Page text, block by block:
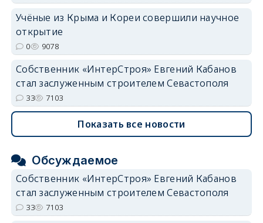
Учёные из Крыма и Кореи совершили научное
открытие
0 9078
Собственник «ИнтерСтроя» Евгений Кабанов
стал заслуженным строителем Севастополя
33 7103
Показать все новости
Обсуждаемое
Собственник «ИнтерСтроя» Евгений Кабанов
стал заслуженным строителем Севастополя
33 7103